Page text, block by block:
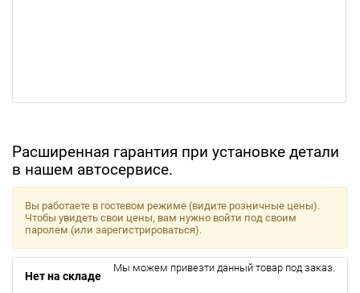
Расширенная гарантия при установке детали
в нашем автосервисе.
Вы работаете в гостевом режиме (видите розничные цены).
Чтобы увидеть свои цены, вам нужно войти под своим
паролем (или зарегистрироваться).
Нет на складе
Мы можем привезти данный товар под заказ.